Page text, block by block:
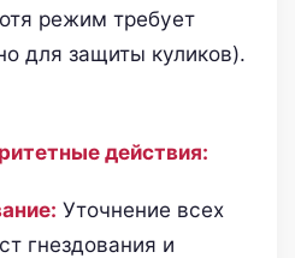
режим требует
для защиты куликов).
действия:
Уточнение всех
гнездования и